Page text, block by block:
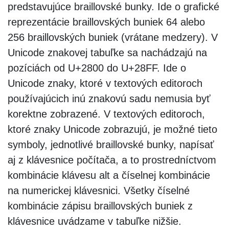
predstavujúce braillovské bunky. Ide o grafické
reprezentácie braillovských buniek 64 alebo
256 braillovských buniek (vrátane medzery). V
Unicode znakovej tabuľke sa nachádzajú na
pozíciách od U+2800 do U+28FF. Ide o
Unicode znaky, ktoré v textových editoroch
používajúcich inú znakovú sadu nemusia byť
korektne zobrazené. V textových editoroch,
ktoré znaky Unicode zobrazujú, je možné tieto
symboly, jednotlivé braillovské bunky, napísať
aj z klávesnice počítača, a to prostredníctvom
kombinácie klávesu alt a číselnej kombinácie
na numerickej klávesnici. Všetky číselné
kombinácie zápisu braillovských buniek z
klávesnice uvádzame v tabuľke nižšie.